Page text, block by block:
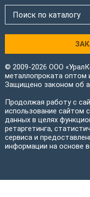
© 2009-2026 ООО
металлопроката оптом
Защищено законом об
Продолжая работу с
использование сайтом
данных в целях
ретаргетинга,
сервиса и
информации на основе